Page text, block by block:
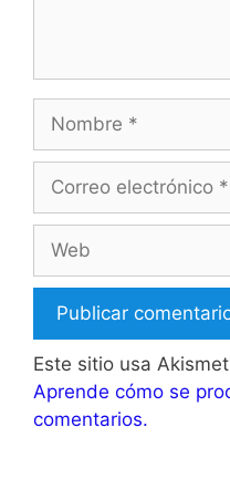
electrónico
Este sitio usa
Aprende cómo se
comentarios.